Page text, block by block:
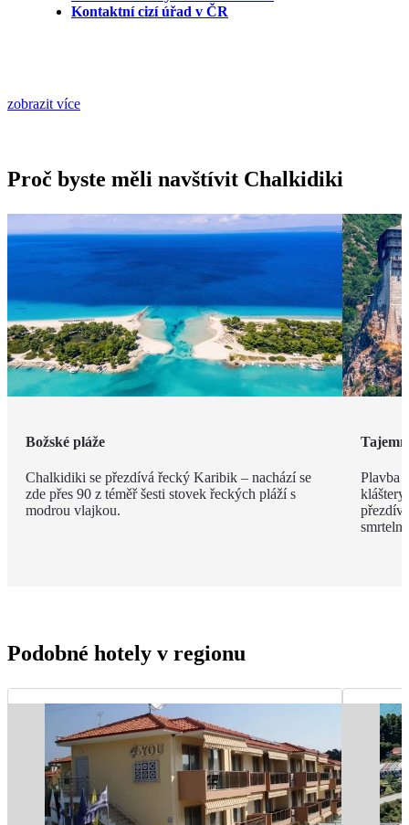
Kontaktní cizí úřad v ČR
zobrazit více
Proč byste měli navštívit Chalkidiki
Božské pláže
Chalkidiki se přezdívá řecký Karibik – nachází se
zde přes 90 z téměř šesti stovek řeckých pláží s
modrou vlajkou.
Plavba
kláštery
Podobné hotely v regionu